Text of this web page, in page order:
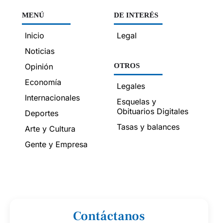
MENÚ
Inicio
Noticias
Opinión
Economía
Internacionales
Deportes
Arte y Cultura
Gente y Empresa
DE INTERÉS
Legal
OTROS
Legales
Esquelas y
Obituarios Digitales
Tasas y balances
Contáctanos